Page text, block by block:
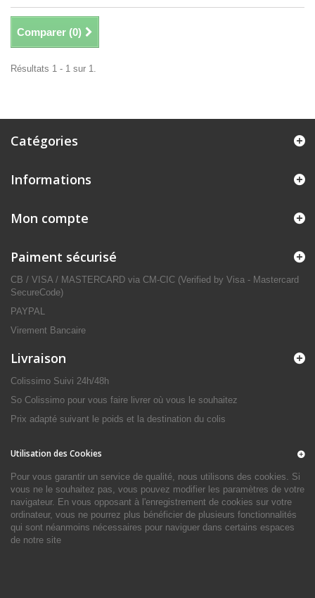
Comparer (0)
Résultats 1 - 1 sur 1.
Catégories
Informations
Mon compte
Paiment sécurisé
CB / VISA / MASTERCARD via CM-CIC (Verified by Visa - Mastercard
SecureCode)
PAYPAL
Virement Bancaire
Livraison
Colissimo Suivi 24h/48h
So Colissimo pour vous faire livrer où vous le souhaitez
Prix adapté suivant le poids et la destination du colis
Utilisation des Cookies
Pour vous garantir un service de qualité, nous utilisons des cookies. Si
vous ne le souhaitez pas, vous pouvez modifier les paramètres de votre
navigateur. En vous opposant à l'enregistrement de cookies sur votre
ordinateur, vous ne pourrez plus bénéficier de plusieurs fonctionnalités
qui sont néanmoins nécessaires pour naviguer dans certains espaces
de notre site